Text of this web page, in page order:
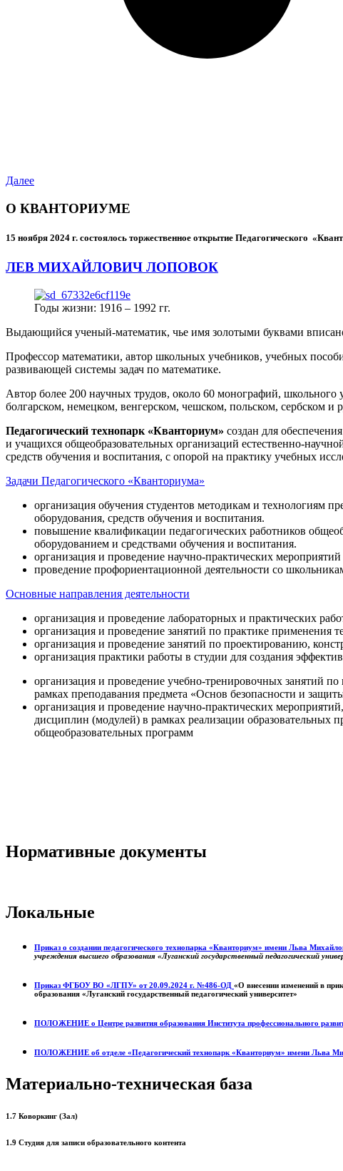
Далее
О КВАНТОРИУМЕ
15 ноября 2024 г. состоялось торжественное открытие Педагогического
ЛЕВ МИХАЙЛОВИЧ ЛОПОВОК
Годы жизни: 1916 – 1992 гг.
Выдающийся ученый-математик, чье имя золотыми буквами
Профессор математики, автор школьных учебников, учебных
развивающей системы задач по математике.
Автор более 200 научных трудов, около 60 монографий,
болгарском, немецком, венгерском, чешском, польском, сербском
Педагогический технопарк «Кванториум» создан для
и учащихся общеобразовательных организаций естественно-
средств обучения и воспитания, с опорой на практику учебных
Задачи Педагогического «Кванториума»
организация обучения студентов методикам и технологиям
оборудования, средств обучения и воспитания.
повышение квалификации педагогических работников
оборудованием и средствами обучения и воспитания.
организация и проведение научно-практических
проведение профориентационной деятельности со
Основные направления деятельности
организация и проведение лабораторных и практических
организация и проведение занятий по практике
организация и проведение занятий по проектированию,
организация практики работы в студии для создания
организация и проведение учебно-тренировочных занятий
рамках преподавания предмета «Основ безопасности и
организация и проведение научно-практических
дисциплин (модулей) в рамках реализации образовательных
общеобразовательных программ
Нормативные документы
Локальные
Приказ о создании педагогического технопарка «Кванториум» имени Льва
учреждения высшего образования «Луганский государственный педагогический
Приказ ФГБОУ ВО «ЛГПУ» от 20.09.2024 г. №486-ОД «О внесении изменений в
образования «Луганский государственный педагогический университет»
ПОЛОЖЕНИЕ о Центре развития образования Института профессионального
ПОЛОЖЕНИЕ об отделе «Педагогический технопарк «Кванториум» имени Льва
Материально-техническая база
1.7 Коворкинг (Зал)
1.9 Студия для записи образовательного контента